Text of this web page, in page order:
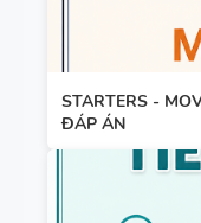
STARTERS -
ĐÁP ÁN